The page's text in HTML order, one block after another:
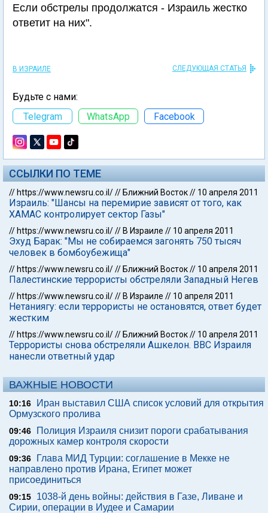
Если обстрелы продолжатся - Израиль жестко
ответит на них".
В ИЗРАИЛЕ СЛЕДУЮЩАЯ СТАТЬЯ
Будьте с нами:
Telegram
WhatsApp Facebook
ССЫЛКИ ПО ТЕМЕ
// https://www.newsru.co.il/// Ближний Восток// 10 апреля 2011
Израиль: "Шансы на перемирие зависят от того, как
ХАМАС контролирует сектор Газы"
// https://www.newsru.co.il/// В Израиле // 10 апреля 2011
Эхуд Барак: "Мы не собираемся загонять 750 тысяч
человек в бомбоубежища"
// https://www.newsru.co.il/// Ближний Восток// 10 апреля 2011
Палестинские террористы обстреляли Западный Негев
// https://www.newsru.co.il/// В Израиле // 10 апреля 2011
Нетаниягу: если террористы не остановятся, ответ будет
жестким
// https://www.newsru.co.il/// Ближний Восток// 10 апреля 2011
Террористы снова обстреляли Ашкелон. ВВС Израиля
нанесли ответный удар
ВАЖНЫЕ НОВОСТИ
10:16
Иран выставил США список условий для открытия
Ормузского пролива
09:46
Полиция Израиля снизит пороги срабатывания
дорожных камер контроля скорости
09:36
Глава МИД Турции: соглашение в Мекке не
направлено против Ирана, Египет может
присоединиться
09:15
1038-й день войны: действия в Газе, Ливане и
Сирии, операции в Иудее и Самарии